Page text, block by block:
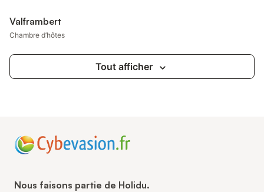
Valframbert
Chambre d’hôtes
Tout afficher
Nous faisons partie de Holidu.